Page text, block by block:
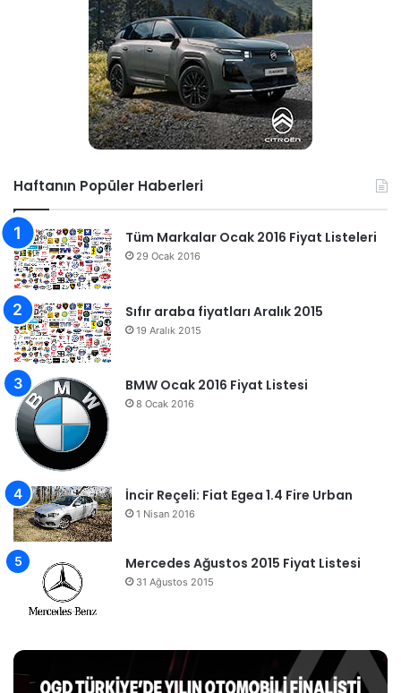
Haftanın Popüler Haberleri
Tüm Markalar Ocak 2016 Fiyat Listeleri
29 Ocak 2016
Sıfır araba fiyatları Aralık 2015
19 Aralık 2015
BMW Ocak 2016 Fiyat Listesi
8 Ocak 2016
İncir Reçeli: Fiat Egea 1.4 Fire Urban
1 Nisan 2016
Mercedes Ağustos 2015 Fiyat Listesi
31 Ağustos 2015